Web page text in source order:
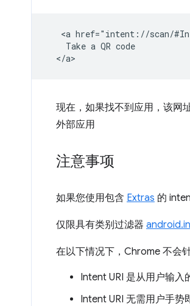
<a href="intent://scan/
    Take a QR code
现在，如果找不到应用，该网
外部应用
注意事项
如果您使用包含 Extras 的
仅限具有类别过滤器
在以下情况下，Chrome 不会
Intent URI 是从用户输入
Intent URI 无需用户手势